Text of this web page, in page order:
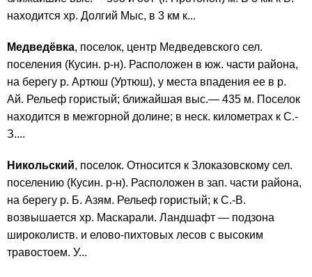
находится хр. Долгий Мыс, в 3 км к...
Медведёвка, поселок, центр Медведевского сел.
поселения (Кусин. р-н). Расположен в юж. части района,
на берегу р. Артюш (Уртюш), у места впадения ее в р.
Ай. Рельеф гористый; ближайшая выс.— 435 м. Поселок
находится в межгорной долине; в неск. километрах к С.-
З....
Никольский, поселок. Относится к Злоказовскому сел.
поселению (Кусин. р-н). Расположен в зап. части района,
на берегу р. Б. Азям. Рельеф гористый; к С.-В.
возвышается хр. Маскарали. Ландшафт — подзона
широколиств. и елово-пихтовых лесов с высоким
травостоем. У...